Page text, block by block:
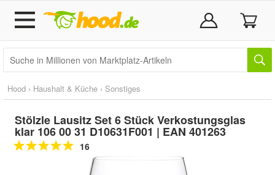
Hood › Haushalt & Küche › Sonstiges
Stölzle Lausitz Set 6 Stück Verkostungsglas
klar 106 00 31 D10631F001 | EAN 401263
16